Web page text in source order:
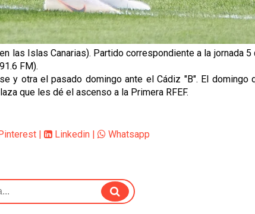
las Islas Canarias). Partido correspondiente a la jornada
FM).
y otra el pasado domingo ante el Cádiz "B". El
que les dé el ascenso a la Primera RFEF.
| Linkedin | Whatsapp